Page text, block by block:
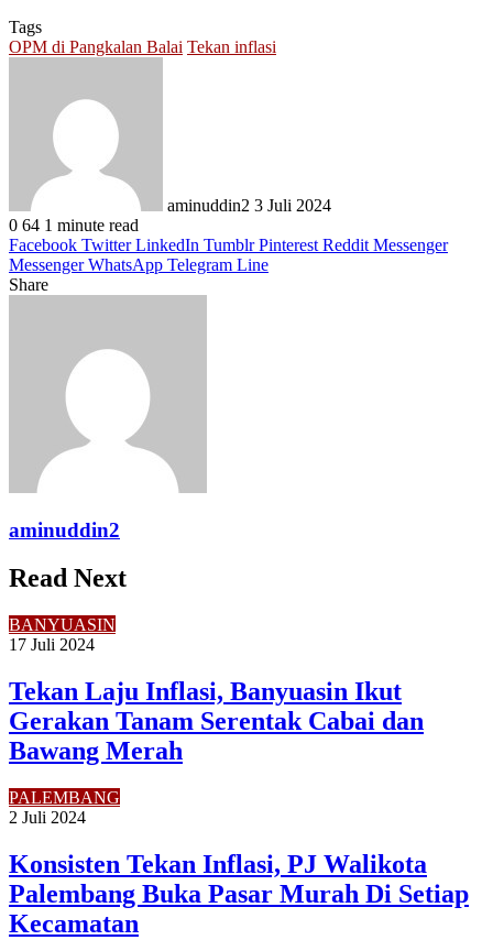
Tags
OPM di Pangkalan Balai Tekan inflasi
aminuddin2 3 Juli 2024
0 64 1 minute read
Facebook Twitter LinkedIn Tumblr Pinterest Reddit Messenger
Messenger WhatsApp Telegram Line
Share
aminuddin2
Read Next
BANYUASIN
17 Juli 2024
Tekan Laju Inflasi, Banyuasin Ikut
Gerakan Tanam Serentak Cabai dan
Bawang Merah
PALEMBANG
2 Juli 2024
Konsisten Tekan Inflasi, PJ Walikota
Palembang Buka Pasar Murah Di Setiap
Kecamatan